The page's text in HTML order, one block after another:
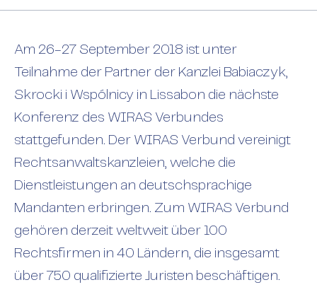
Am 26-27 September 2018 ist unter
Teilnahme der Partner der Kanzlei Babiaczyk,
Skrocki i Wspólnicy in Lissabon die nächste
Konferenz des WIRAS Verbundes
stattgefunden. Der WIRAS Verbund vereinigt
Rechtsanwaltskanzleien, welche die
Dienstleistungen an deutschsprachige
Mandanten erbringen. Zum WIRAS Verbund
gehören derzeit weltweit über 100
Rechtsfirmen in 40 Ländern, die insgesamt
über 750 qualifizierte Juristen beschäftigen.